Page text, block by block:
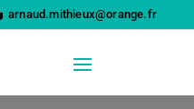
arnaud.mithieux@orange.fr